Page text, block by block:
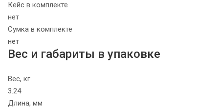
Кейс в комплекте
нет
Сумка в комплекте
нет
Вес и габариты в упаковке
Вес, кг
3.24
Длина, мм